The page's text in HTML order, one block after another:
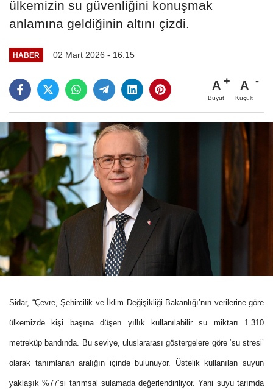
ülkemizin su güvenliğini konuşmak
anlamına geldiğinin altını çizdi.
HABER 02 Mart 2026 - 16:15
A
Büyüt
A
Küçült
Sidar, “Çevre, Şehircilik ve İklim Değişikliği Bakanlığı’nın verilerine göre
ülkemizde kişi başına düşen yıllık kullanılabilir su miktarı 1.310
metreküp bandında. Bu seviye, uluslararası göstergelere göre ‘su stresi’
olarak tanımlanan aralığın içinde bulunuyor. Üstelik kullanılan suyun
yaklaşık %77’si tarımsal sulamada değerlendiriliyor. Yani suyu tarımda